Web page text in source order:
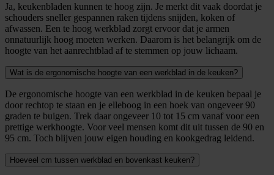
Ja, keukenbladen kunnen te hoog zijn. Je merkt dit vaak doordat je
schouders sneller gespannen raken tijdens snijden, koken of
afwassen. Een te hoog werkblad zorgt ervoor dat je armen
onnatuurlijk hoog moeten werken. Daarom is het belangrijk om de
hoogte van het aanrechtblad af te stemmen op jouw lichaam.
Wat is de ergonomische hoogte van een werkblad in de keuken?
De ergonomische hoogte van een werkblad in de keuken bepaal je
door rechtop te staan en je elleboog in een hoek van ongeveer 90
graden te buigen. Trek daar ongeveer 10 tot 15 cm vanaf voor een
prettige werkhoogte. Voor veel mensen komt dit uit tussen de 90 en
95 cm. Toch blijven jouw eigen houding en kookgedrag leidend.
Hoeveel cm tussen werkblad en bovenkast keuken?